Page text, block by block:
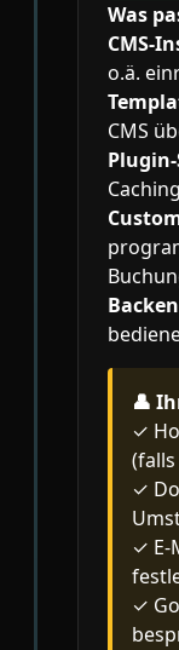
Was
CMS-
o.ä.
CMS
👤
✓
✓
✓ E-
✓